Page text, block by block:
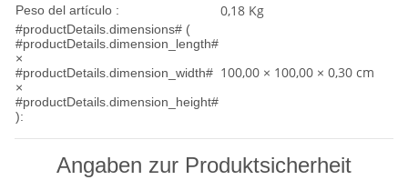
Peso del artículo : 0,18 Kg
#productDetails.dimensions# (
#productDetails.dimension_length#
×
#productDetails.dimension_width#
×
#productDetails.dimension_height#
):
100,00 × 100,00 × 0,30 cm
Angaben zur Produktsicherheit